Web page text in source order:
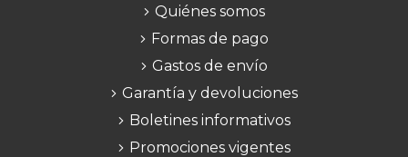
Quiénes somos
Formas de pago
Gastos de envío
Garantía y devoluciones
Boletines informativos
Promociones vigentes